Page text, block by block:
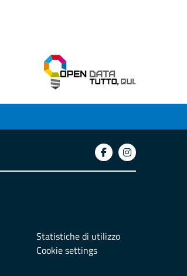
Statistiche di utilizzo
Cookie settings